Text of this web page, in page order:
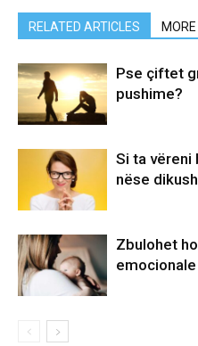
RELATED ARTICLES
Pse çiftet
pushime?
Si ta vëreni
nëse
Zbulohet